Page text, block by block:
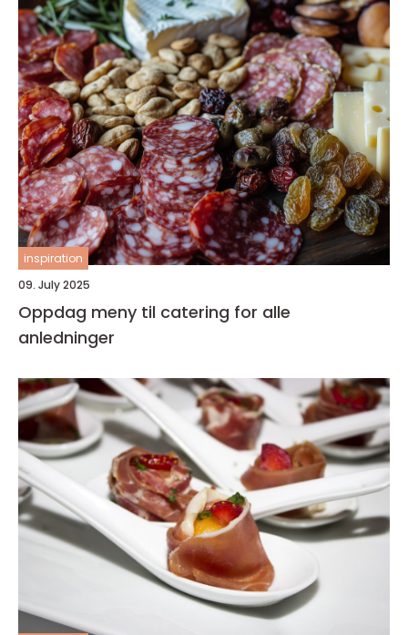
inspiration
09. July 2025
Oppdag meny til catering for alle
anledninger